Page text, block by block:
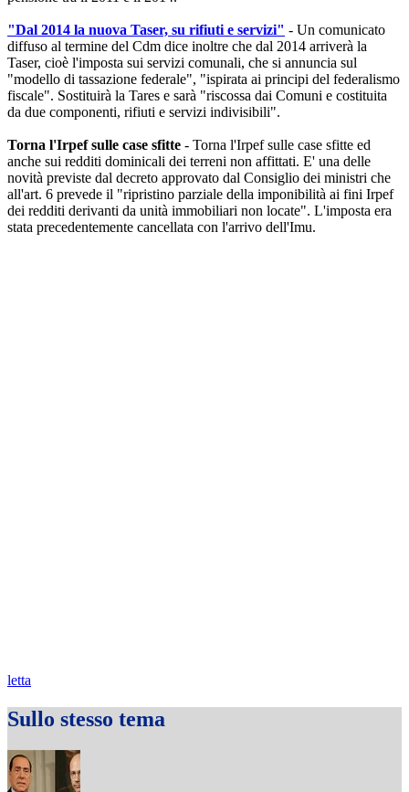
"Dal 2014 la nuova Taser, su rifiuti e servizi" - Un comunicato
diffuso al termine del Cdm dice inoltre che dal 2014 arriverà la
Taser, cioè l'imposta sui servizi comunali, che si annuncia sul
"modello di tassazione federale", "ispirata ai principi del federalismo
fiscale". Sostituirà la Tares e sarà "riscossa dai Comuni e costituita
da due componenti, rifiuti e servizi indivisibili".
Torna l'Irpef sulle case sfitte - Torna l'Irpef sulle case sfitte ed
anche sui redditi dominicali dei terreni non affittati. E' una delle
novità previste dal decreto approvato dal Consiglio dei ministri che
all'art. 6 prevede il "ripristino parziale della imponibilità ai fini Irpef
dei redditi derivanti da unità immobiliari non locate". L'imposta era
stata precedentemente cancellata con l'arrivo dell'Imu.
letta
Sullo stesso tema